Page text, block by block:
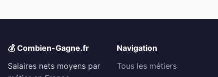
💰 Combien-Gagne.fr
Salaires nets moyens par
Navigation
Tous les métiers